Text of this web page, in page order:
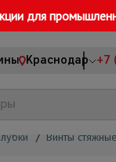
для
Краснодар +7
/ Винты